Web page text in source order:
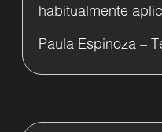
habitualmente
Paula Espinoza –